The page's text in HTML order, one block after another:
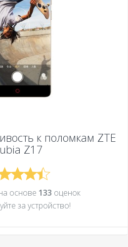
к поломкам ZTE
Z17
основе 133 оценок
за устройcтво!